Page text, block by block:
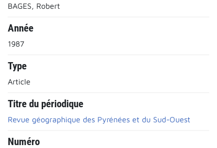
BAGES, Robert
Année
1987
Type
Article
Titre du périodique
Revue géographique des Pyrénées et du Sud-Ouest
Numéro